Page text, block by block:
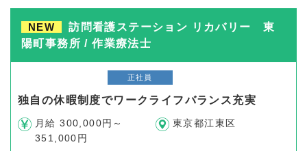
NEW
訪問看護ステーション リカバリー 東
陽町事務所 / 作業療法士
正社員
独自の休暇制度でワークライフバランス充実
月給 300,000円～
351,000円
東京都江東区